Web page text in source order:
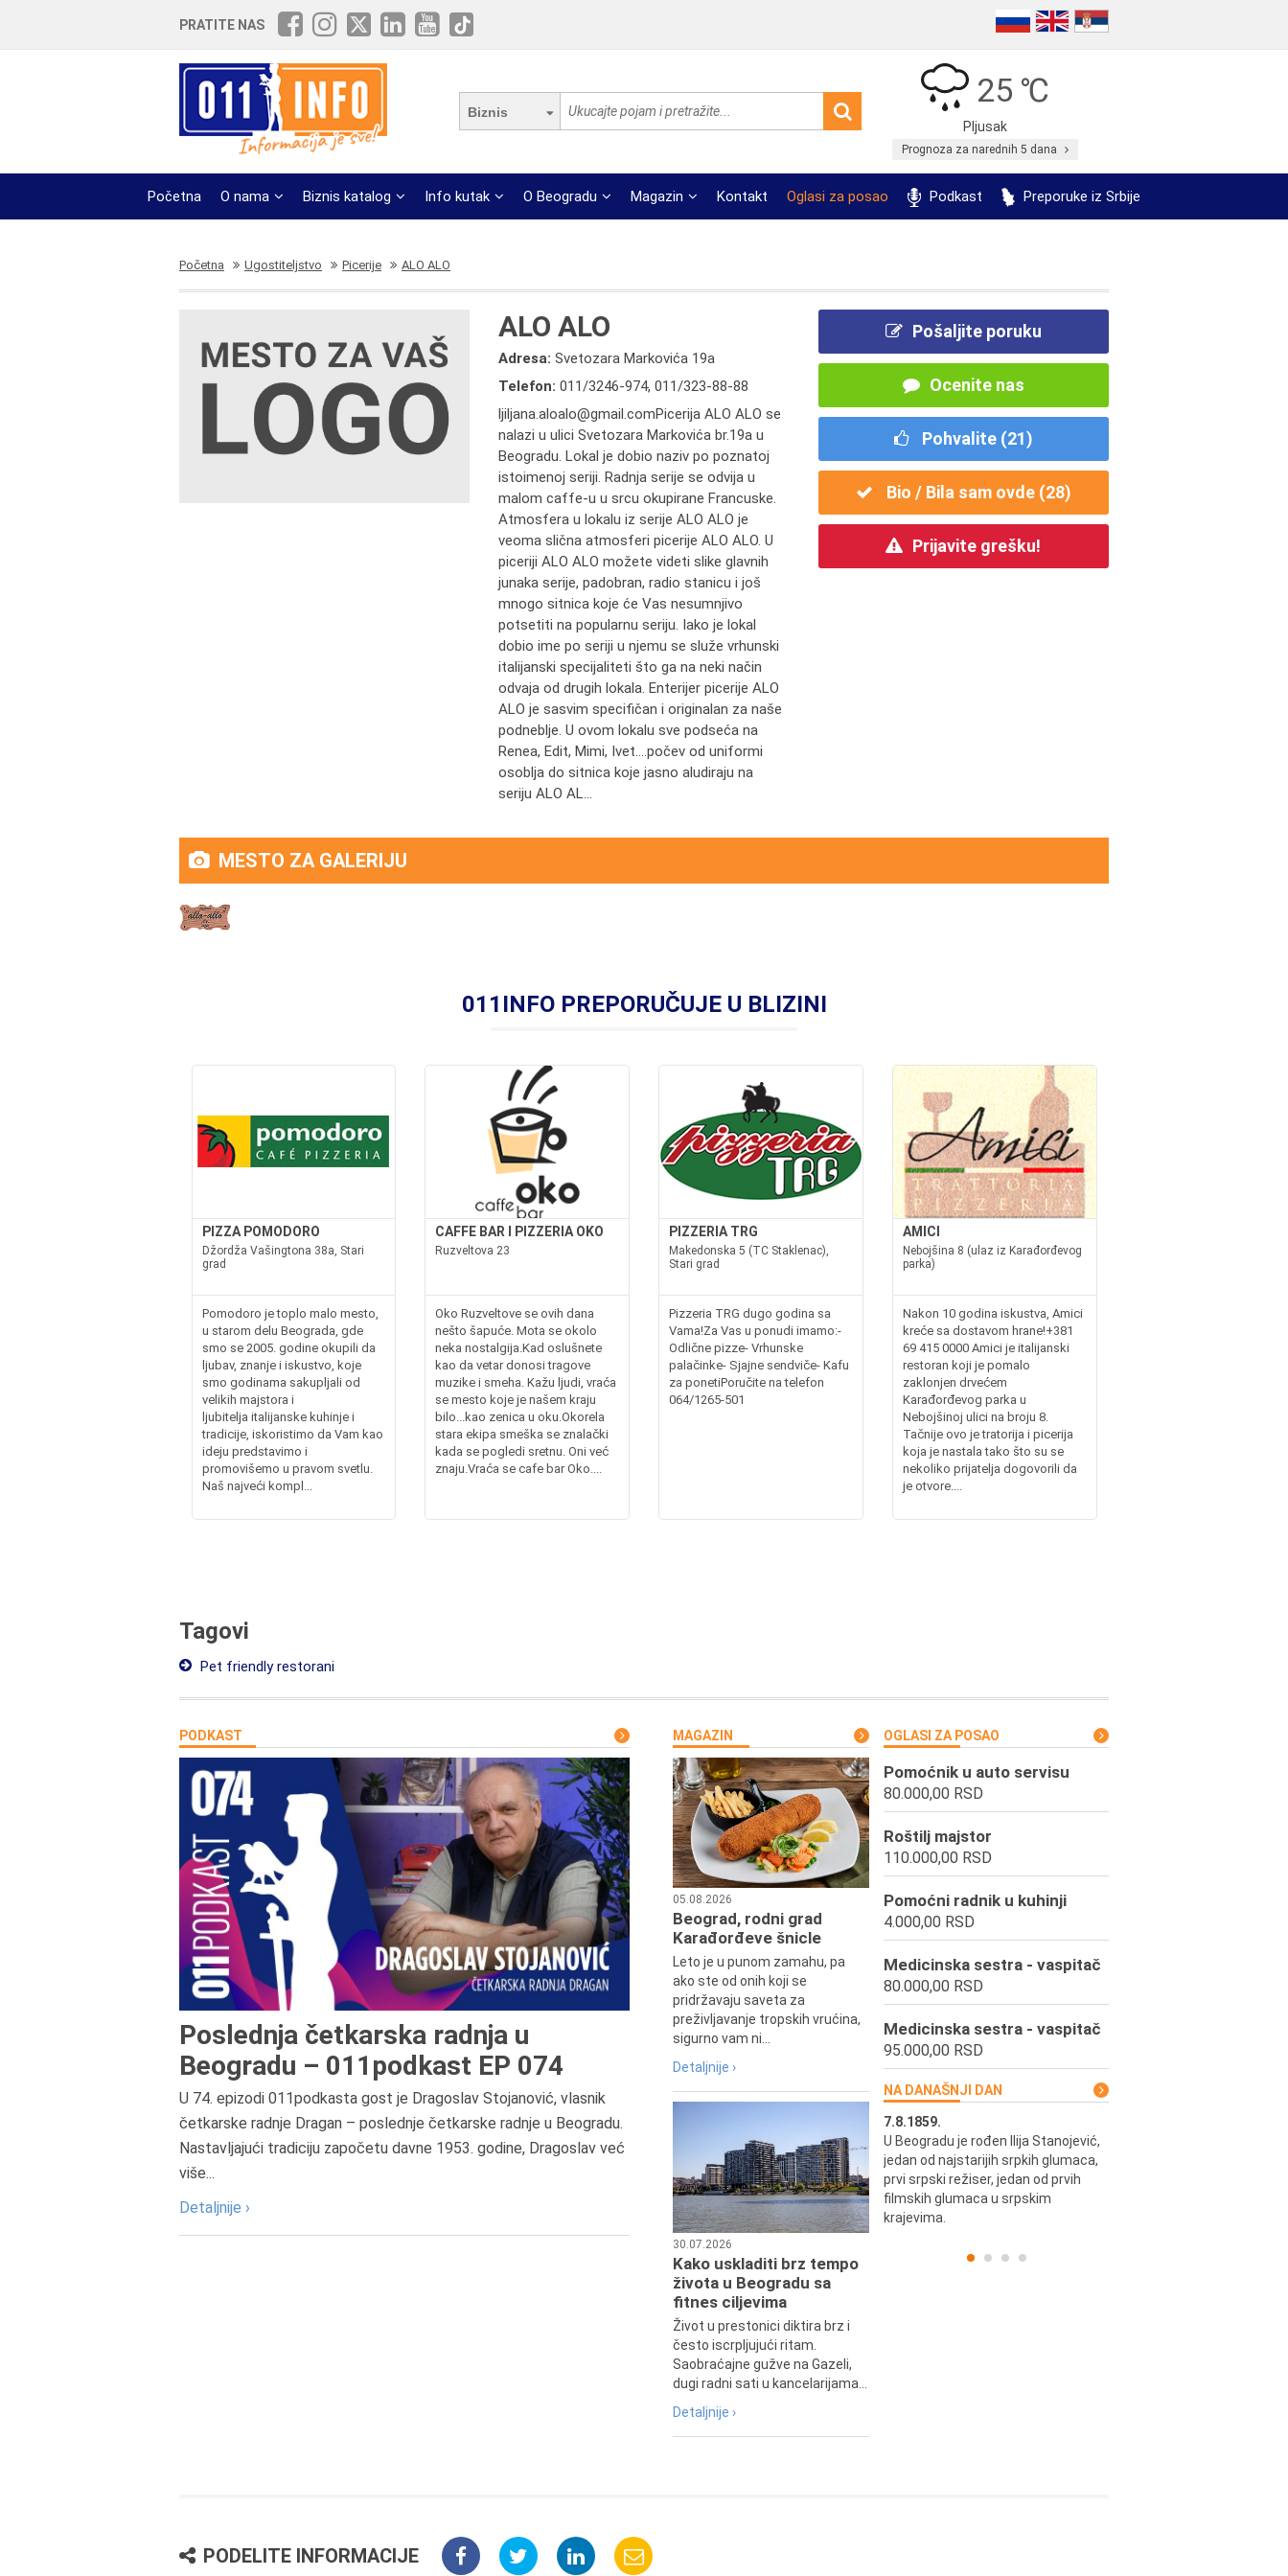
PRATITE NAS
Biznis
25 ℃
Pljusak
Prognoza za narednih 5 dana
Početna O nama Biznis katalog Info kutak O Beogradu Magazin Kontakt Oglasi za posao Podkast Preporuke iz Srbije
Početna Ugostiteljstvo Picerije ALO ALO
ALO ALO
Adresa:Svetozara Markovića 19a
Telefon:011/3246-974,011/323-88-88
ljiljana.aloalo@gmail.comPicerija ALO ALO se
nalazi u ulici Svetozara Markovića br.19a u
Beogradu. Lokal je dobio naziv po poznatoj
istoimenoj seriji. Radnja serije se odvija u
malom caffe-u u srcu okupirane Francuske.
Atmosfera u lokalu iz serije ALO ALO je
veoma slična atmosferi picerije ALO ALO. U
piceriji ALO ALO možete videti slike glavnih
junaka serije, padobran, radio stanicu i još
mnogo sitnica koje će Vas nesumnjivo
potsetiti na popularnu seriju. Iako je lokal
dobio ime po seriji u njemu se služe vrhunski
italijanski specijaliteti što ga na neki način
odvaja od drugih lokala. Enterijer picerije ALO
ALO je sasvim specifičan i originalan za naše
podneblje. U ovom lokalu sve podseća na
Renea, Edit, Mimi, Ivet….počev od uniformi
osoblja do sitnica koje jasno aludiraju na
seriju ALO AL...
Pošaljite poruku
Ocenite nas
Pohvalite (21)
Bio / Bila sam ovde (28)
Prijavite grešku!
MESTO ZA GALERIJU
011INFO PREPORUČUJE U BLIZINI
PIZZA POMODORO
Džordža Vašingtona 38a, Stari
grad
Pomodoro je toplo malo mesto,
u starom delu Beograda, gde
smo se 2005. godine okupili da
ljubav, znanje i iskustvo, koje
smo godinama sakupljali od
velikih majstora i
ljubitelja italijanske kuhinje i
tradicije, iskoristimo da Vam kao
ideju predstavimo i
promovišemo u pravom svetlu.
Naš najveći kompl...
CAFFE BAR I PIZZERIA OKO
Ruzveltova 23
Oko Ruzveltove se ovih dana
nešto šapuće. Mota se okolo
neka nostalgija.Kad oslušnete
kao da vetar donosi tragove
muzike i smeha. Kažu ljudi, vraća
se mesto koje je našem kraju
bilo...kao zenica u oku.Okorela
stara ekipa smeška se znalački
kada se pogledi sretnu. Oni već
znaju.Vraća se cafe bar Oko....
PIZZERIA TRG
Makedonska 5 (TC Staklenac),
Stari grad
Pizzeria TRG dugo godina sa
Vama!Za Vas u ponudi imamo:-
Odlične pizze- Vrhunske
palačinke- Sjajne sendviče- Kafu
za ponetiPoručite na telefon
064/1265-501
AMICI
Nebojšina 8 (ulaz iz Karađorđevog
parka)
Nakon 10 godina iskustva, Amici
kreće sa dostavom hrane!+381
69 415 0000 Amici je italijanski
restoran koji je pomalo
zaklonjen drvećem
Karađorđevog parka u
Nebojšinoj ulici na broju 8.
Tačnije ovo je tratorija i picerija
koja je nastala tako što su se
nekoliko prijatelja dogovorili da
je otvore....
Tagovi
Pet friendly restorani
PODKAST
Poslednja četkarska radnja u
Beogradu – 011podkast EP 074
U 74. epizodi 011podkasta gost je Dragoslav Stojanović, vlasnik
četkarske radnje Dragan – poslednje četkarske radnje u Beogradu.
Nastavljajući tradiciju započetu davne 1953. godine, Dragoslav već
više...
Detaljnije ›
MAGAZIN
05.08.2026
Beograd, rodni grad
Karađorđeve šnicle
Leto je u punom zamahu, pa
ako ste od onih koji se
pridržavaju saveta za
preživljavanje tropskih vrućina,
sigurno vam ni...
Detaljnije ›
30.07.2026
Kako uskladiti brz tempo
života u Beogradu sa
fitnes ciljevima
Život u prestonici diktira brz i
često iscrpljujući ritam.
Saobraćajne gužve na Gazeli,
dugi radni sati u kancelarijama...
Detaljnije ›
OGLASI ZA POSAO
Pomoćnik u auto servisu
80.000,00 RSD
Roštilj majstor
110.000,00 RSD
Pomoćni radnik u kuhinji
4.000,00 RSD
Medicinska sestra - vaspitač
80.000,00 RSD
Medicinska sestra - vaspitač
95.000,00 RSD
NA DANAŠNJI DAN
Preminula je Đurđija Cvetić,
pozorišna, filmska i TV glumica.
7.8.1859.
U Beogradu je rođen Ilija Stanojević,
jedan od najstarijih srpkih glumaca,
prvi srpski režiser, jedan od prvih
filmskih glumaca u srpskim
krajevima.
PODELITE INFORMACIJE